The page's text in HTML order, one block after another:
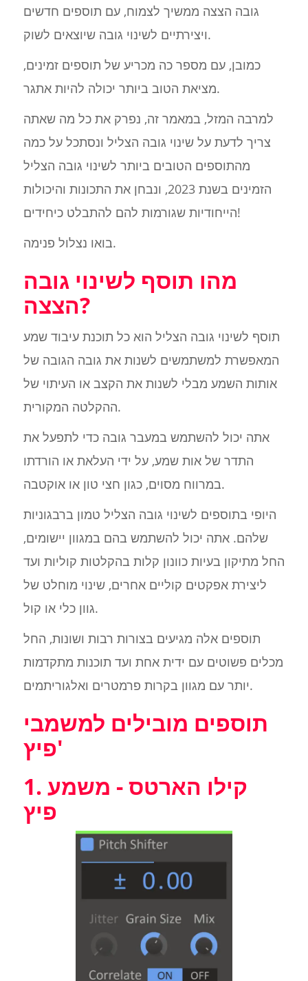
גובה הצצה ממשיך לצמוח, עם תוספים חדשים
ויצירתיים לשינוי גובה שיוצאים לשוק.
כמובן, עם מספר כה מכריע של תוספים זמינים,
מציאת הטוב ביותר יכולה להיות אתגר.
למרבה המזל, במאמר זה, נפרק את כל מה שאתה
צריך לדעת על שינוי גובה הצליל ונסתכל על כמה
מהתוספים הטובים ביותר לשינוי גובה הצליל
הזמינים בשנת 2023, ונבחן את התכונות והיכולות
הייחודיות שגורמות להם להתבלט כיחידים!
בואו נצלול פנימה.
מהו תוסף לשינוי גובה
הצצה?
תוסף לשינוי גובה הצליל הוא כל תוכנת עיבוד שמע
המאפשרת למשתמשים לשנות את גובה הגובה של
אותות השמע מבלי לשנות את הקצב או העיתוי של
ההקלטה המקורית.
אתה יכול להשתמש במעבר גובה כדי לתפעל את
התדר של אות שמע, על ידי העלאת או הורדתו
במרווח מסוים, כגון חצי טון או אוקטבה.
היופי בתוספים לשינוי גובה הצליל טמון ברבגוניות
שלהם. אתה יכול להשתמש בהם במגוון יישומים,
החל מתיקון בעיות כוונון קלות בהקלטות קוליות ועד
ליצירת אפקטים קוליים אחרים, שינוי מוחלט של
גוון כלי או קול.
תוספים אלה מגיעים בצורות רבות ושונות, החל
מכלים פשוטים עם ידית אחת ועד תוכנות מתקדמות
יותר עם מגוון בקרות פרמטרים ואלגוריתמים.
תוספים מובילים למשמבי
פיץ'
1. קילו הארטס - משמע
פיץ